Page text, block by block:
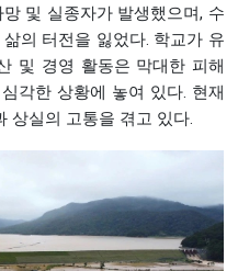
및 실종자가 발생했으며, 수
의 터전을 잃었다. 학교가 유
및 경영 활동은 막대한 피해
각한 상황에 놓여 있다. 현재
상실의 고통을 겪고 있다.